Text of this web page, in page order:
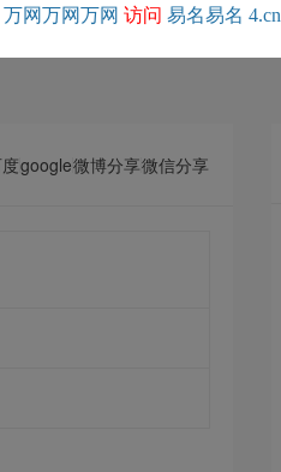
万网万网万网 访问 易名易名 4.cn